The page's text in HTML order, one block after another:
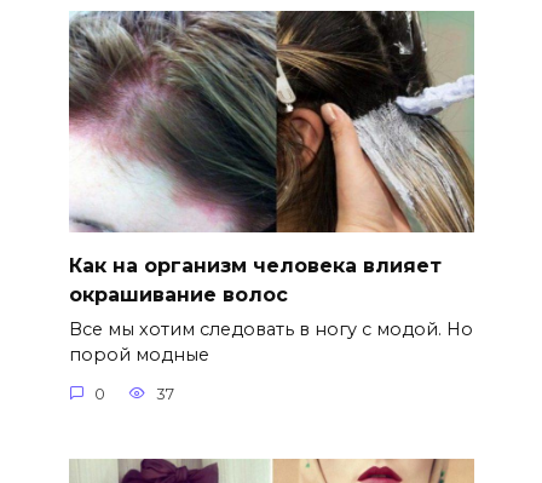
Как на организм человека влияет
окрашивание волос
Все мы хотим следовать в ногу с модой. Но
порой модные
0 37